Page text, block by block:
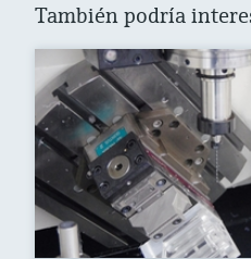
También podría